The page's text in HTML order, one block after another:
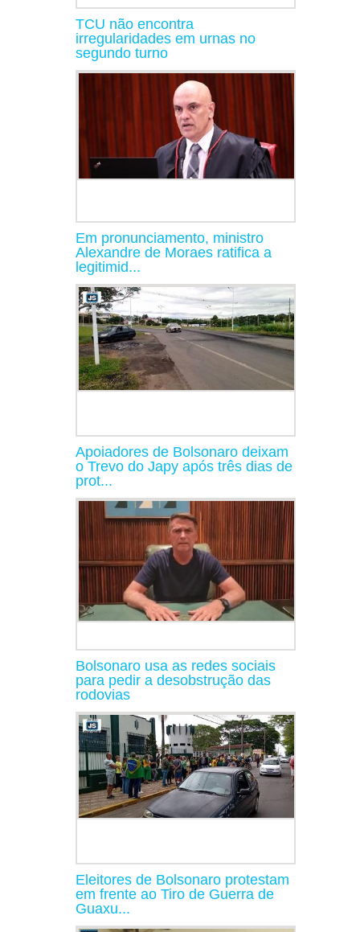
TCU não encontra
irregularidades em urnas no
segundo turno
Em pronunciamento, ministro
Alexandre de Moraes ratifica a
legitimid...
Apoiadores de Bolsonaro deixam
o Trevo do Japy após três dias de
prot...
Bolsonaro usa as redes sociais
para pedir a desobstrução das
rodovias
Eleitores de Bolsonaro protestam
em frente ao Tiro de Guerra de
Guaxu...